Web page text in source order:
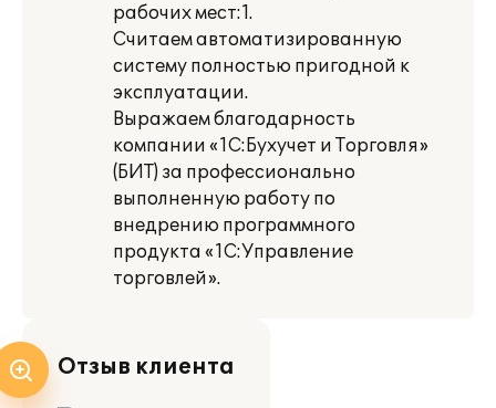
рабочих мест:1.
Считаем автоматизированную
систему полностью пригодной к
эксплуатации.
Выражаем благодарность
компании «1С:Бухучет и Торговля»
(БИТ) за профессионально
выполненную работу по
внедрению программного
продукта «1С:Управление
торговлей».
Отзыв клиента